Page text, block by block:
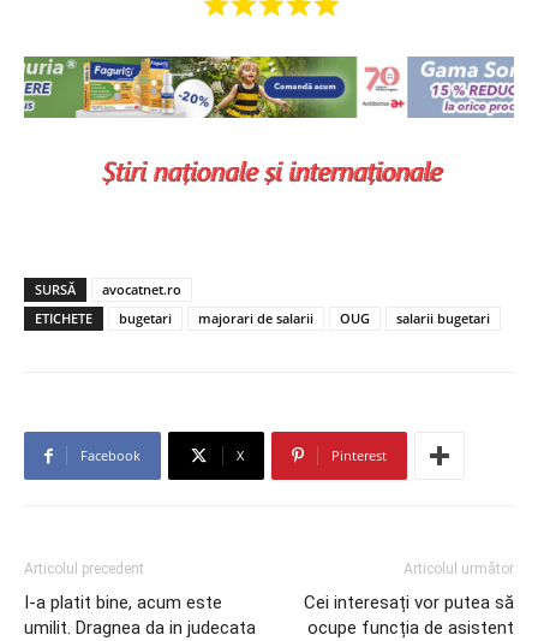
SURSĂ
avocatnet.ro
ETICHETE
bugetari majorari de salarii OUG salarii bugetari
Facebook X Pinterest
Articolul precedent
I-a platit bine, acum este
umilit. Dragnea da in judecata
Articolul următor
Cei interesați vor putea să
ocupe funcția de asistent